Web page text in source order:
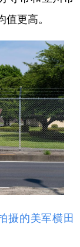
更高。
摄的美军横田